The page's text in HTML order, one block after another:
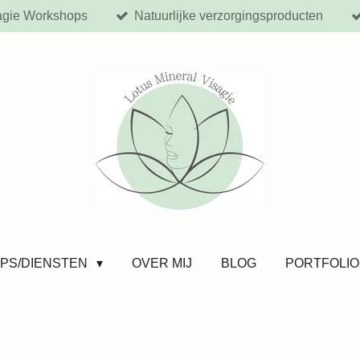
Workshops Natuurlijke verzorgingsproducten
DIENSTEN OVER MIJ BLOG PORTFOLIO